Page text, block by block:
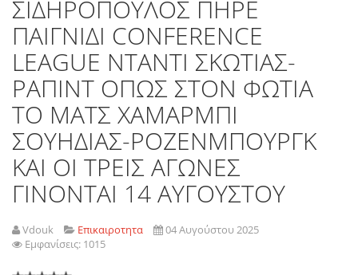
ΣΙΔΗΡΟΠΟΥΛΟΣ ΠΗΡΕ
ΠΑΙΓΝΙΔΙ CONFERENCE
LEAGUE NTANTI ΣΚΩΤΙΑΣ-
ΡΑΠΙΝΤ ΟΠΩΣ ΣΤΟΝ ΦΩΤΙΑ
ΤΟ ΜΑΤΣ ΧΑΜΑΡΜΠΙ
ΣΟΥΗΔΙΑΣ-ΡΟΖΕΝΜΠΟΥΡΓΚ
ΚΑΙ ΟΙ ΤΡΕΙΣ ΑΓΩΝΕΣ
ΓΙΝΟΝΤΑΙ 14 ΑΥΓΟΥΣΤΟΥ
Vdouk Επικαιροτητα
04 Αυγούστου 2025
Εμφανίσεις: 1015